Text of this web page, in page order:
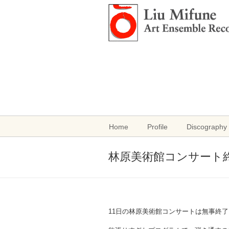
Home Profile Discography
林原美術館コンサート
11日の林原美術館コンサートは無事終